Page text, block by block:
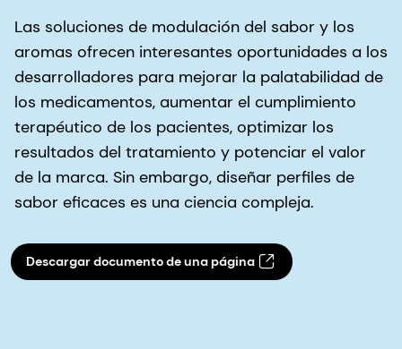
Las soluciones de modulación del sabor y los
aromas ofrecen interesantes oportunidades a los
desarrolladores para mejorar la palatabilidad de
los medicamentos, aumentar el cumplimiento
terapéutico de los pacientes, optimizar los
resultados del tratamiento y potenciar el valor
de la marca. Sin embargo, diseñar perfiles de
sabor eficaces es una ciencia compleja.
Descargar documento de una página